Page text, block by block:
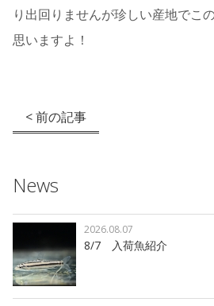
り出回りませんが珍しい産地でこ
思いますよ！
< 前の記事
News
8/7 入荷魚紹介
2026.08.07